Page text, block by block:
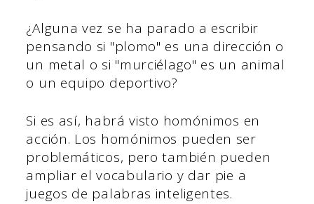
¿Alguna vez se ha parado a escribir
pensando si "plomo" es una dirección o
un metal o si "murciélago" es un animal
o un equipo deportivo?
Si es así, habrá visto homónimos en
acción. Los homónimos pueden ser
problemáticos, pero también pueden
ampliar el vocabulario y dar pie a
juegos de palabras inteligentes.